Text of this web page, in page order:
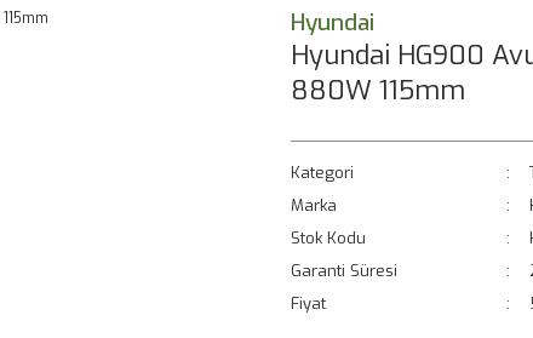
Hyundai
Hyundai HG900
880W 115mm
Kategori
Marka
Stok Kodu
Garanti Süresi
Fiyat